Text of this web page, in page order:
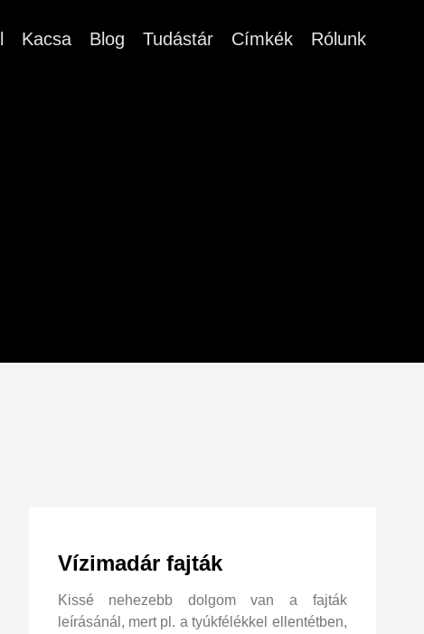
Kacsa Blog Tudástár Címkék Rólunk
Vízimadár fajták
Kissé nehezebb dolgom van a fajták
leírásánál, mert pl. a tyúkfélékkel ellentétben,